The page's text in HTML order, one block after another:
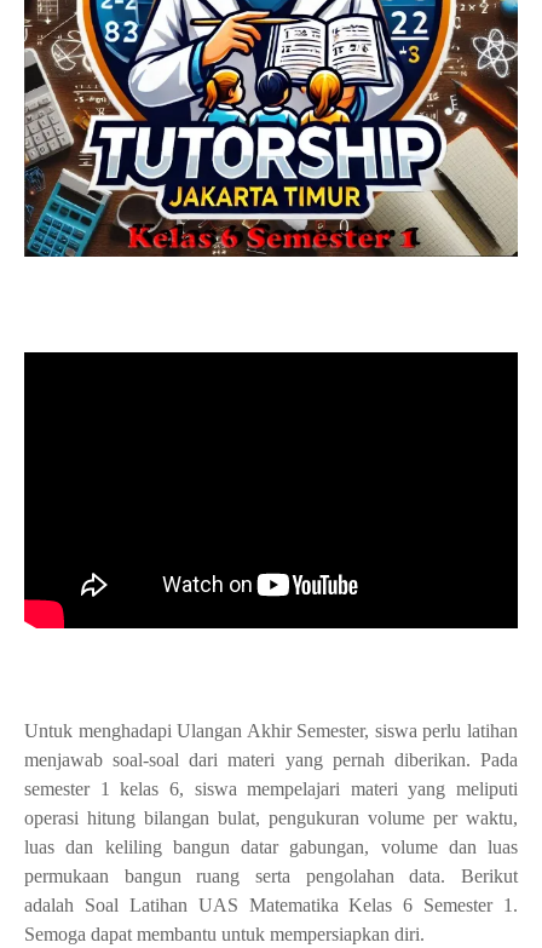
Untuk menghadapi Ulangan Akhir Semester, siswa perlu latihan
menjawab soal-soal dari materi yang pernah diberikan. Pada
semester 1 kelas 6, siswa mempelajari materi yang meliputi
operasi hitung bilangan bulat, pengukuran volume per waktu,
luas dan keliling bangun datar gabungan, volume dan luas
permukaan bangun ruang serta pengolahan data. Berikut
adalah Soal Latihan UAS Matematika Kelas 6 Semester 1.
Semoga dapat membantu untuk mempersiapkan diri.